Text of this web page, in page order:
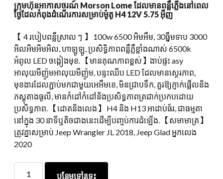
ក្រុមហ៊ុនអាកាសចរណ៍ Morson Lome ដែលមានពន្លឺភ្លើងនៅពេល
ថ្ងៃដែលកំពុងដំណើរការសម្រាប់ម៉ូតូ H4 12V 5.75 អ៊ីញ
【 4 របៀបពន្លឺស្រាល ៗ 】 100w 6500 អិមអឹម, 30ធ្នឹមទាប 3000
អិលអិមអិមអិល, ហាឡូឡូ, ប្រសិទ្ធិភាពពន្លឺភ្លឺខ្លាំងណាស់ 6500k
អំពូល LED ចង្កៀងមុខ. 【មានគុណភាពខ្ពស់】ងាប់ផ្ទះ asy
អាលុយមីញ៉ូមអាលុយមីញ៉ូម, បន្ទះឈីប LED ដែលមានស្ថេរភាព,
មុខងារដែលភ្ជាប់មកជាមួយអេអឹមខេ, មិនជ្រាបទឹក, គួរឱ្យភ្ញាក់ផ្អើលនិង
ភស្តុតាងធូលី, មានកំដៅកំដៅនិងប្រសិទ្ធភាពត្រជាក់ប្រកបដោយ
ប្រសិទ្ធភាព. 【ដោតនិងលេង】 H4 និង H13 អាដាប់ធ័រ, ជាធម្មតា
នៅក្នុង 30 នាទីឬតិចជាងនេះដើម្បីបញ្ចប់ការដំឡើង. 【សមាមាត្រ】
ត្រូវគ្នាសម្រាប់ Jeep Wrangler JL 2018, Jeep Glad អ្នកលេង
2020
បន្ថែមទៅរទេះ